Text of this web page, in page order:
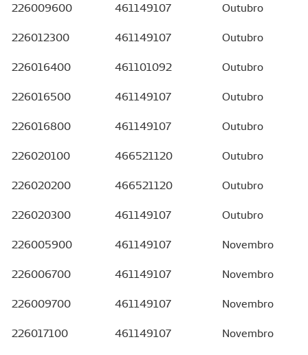
226009600 461149107 Outubro
226012300 461149107 Outubro
226016400 461101092 Outubro
226016500 461149107 Outubro
226016800 461149107 Outubro
226020100 466521120 Outubro
226020200 466521120 Outubro
226020300 461149107 Outubro
226005900 461149107 Novembro
226006700 461149107 Novembro
226009700 461149107 Novembro
226017100 461149107 Novembro